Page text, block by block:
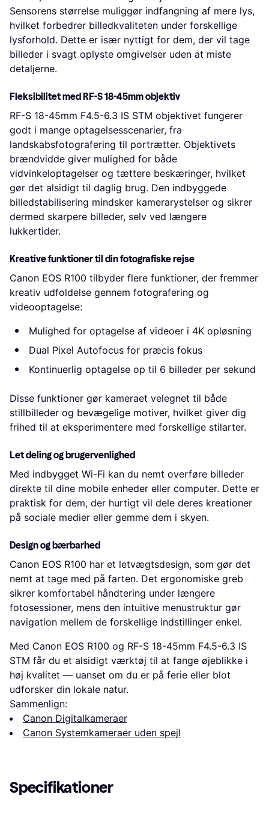
Sensorens størrelse muliggør indfangning af mere lys,
hvilket forbedrer billedkvaliteten under forskellige
lysforhold. Dette er især nyttigt for dem, der vil tage
billeder i svagt oplyste omgivelser uden at miste
detaljerne.
Fleksibilitet med RF-S 18-45mm objektiv
RF-S 18-45mm F4.5-6.3 IS STM objektivet fungerer
godt i mange optagelsesscenarier, fra
landskabsfotografering til portrætter. Objektivets
brændvidde giver mulighed for både
vidvinkeloptagelser og tættere beskæringer, hvilket
gør det alsidigt til daglig brug. Den indbyggede
billedstabilisering mindsker kamerarystelser og sikrer
dermed skarpere billeder, selv ved længere
lukkertider.
Kreative funktioner til din fotografiske rejse
Canon EOS R100 tilbyder flere funktioner, der fremmer
kreativ udfoldelse gennem fotografering og
videooptagelse:
Mulighed for optagelse af videoer i 4K opløsning
Dual Pixel Autofocus for præcis fokus
Kontinuerlig optagelse op til 6 billeder per sekund
Disse funktioner gør kameraet velegnet til både
stillbilleder og bevægelige motiver, hvilket giver dig
frihed til at eksperimentere med forskellige stilarter.
Let deling og brugervenlighed
Med indbygget Wi-Fi kan du nemt overføre billeder
direkte til dine mobile enheder eller computer. Dette er
praktisk for dem, der hurtigt vil dele deres kreationer
på sociale medier eller gemme dem i skyen.
Design og bærbarhed
Canon EOS R100 har et letvægtsdesign, som gør det
nemt at tage med på farten. Det ergonomiske greb
sikrer komfortabel håndtering under længere
fotosessioner, mens den intuitive menustruktur gør
navigation mellem de forskellige indstillinger enkel.
Med Canon EOS R100 og RF-S 18-45mm F4.5-6.3 IS
STM får du et alsidigt værktøj til at fange øjeblikke i
høj kvalitet — uanset om du er på ferie eller blot
udforsker din lokale natur.
Sammenlign:
Canon Digitalkameraer
Canon Systemkameraer uden spejl
Specifikationer